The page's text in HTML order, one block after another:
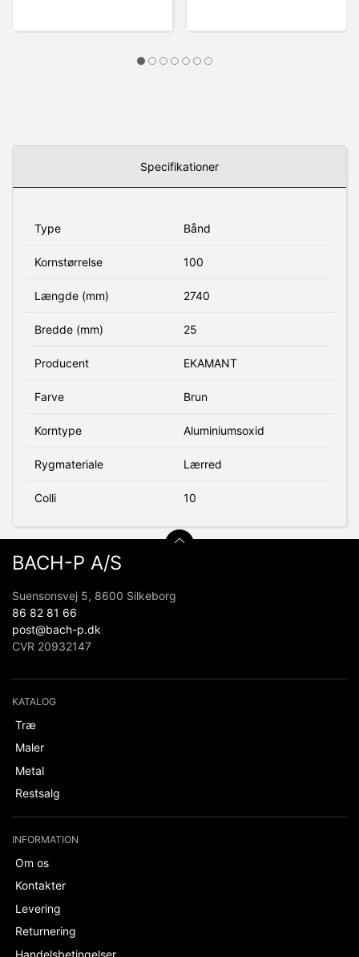
Specifikationer
Type Bånd
Kornstørrelse 100
Længde (mm) 2740
Bredde (mm) 25
Producent EKAMANT
Farve Brun
Korntype Aluminiumsoxid
Rygmateriale Lærred
Colli 10
BACH-P A/S
Suensonsvej 5, 8600 Silkeborg
86 82 81 66
post@bach-p.dk
CVR 20932147
KATALOG
Træ
Maler
Metal
Restsalg
INFORMATION
Om os
Kontakter
Levering
Returnering
Handelsbetingelser